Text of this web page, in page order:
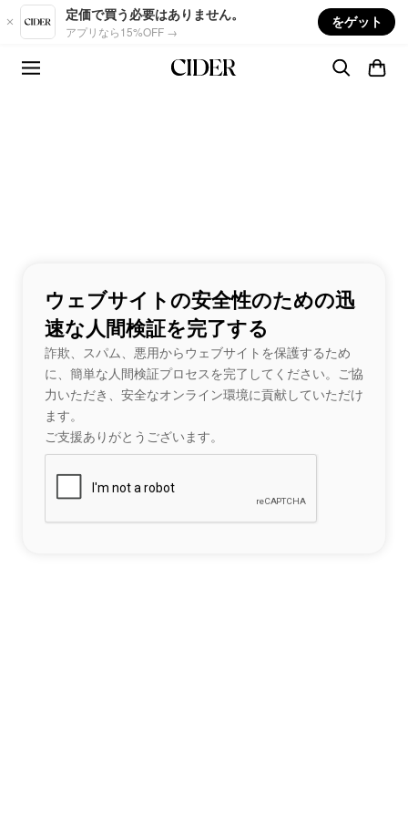
Skip to main content
定価で買う必要はありません。
アプリなら15%OFF →
をゲット
ウェブサイトの安全性のための迅
速な人間検証を完了する
詐欺、スパム、悪用からウェブサイトを保護するため
に、簡単な人間検証プロセスを完了してください。ご協
力いただき、安全なオンライン環境に貢献していただけ
ます。
ご支援ありがとうございます。